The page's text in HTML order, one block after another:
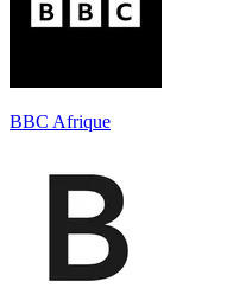
BBC Afrique